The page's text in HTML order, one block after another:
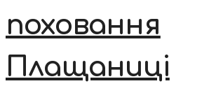
поховання
Плащаниці